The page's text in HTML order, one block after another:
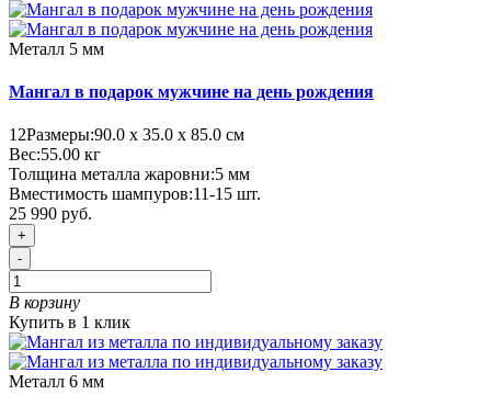
Металл 5 мм
Мангал в подарок мужчине на день рождения
12Размеры:90.0 х 35.0 х 85.0 см
Вес:55.00 кг
Толщина металла жаровни:5 мм
Вместимость шампуров:11-15 шт.
25 990 руб.
+
-
В корзину
Купить в 1 клик
Металл 6 мм